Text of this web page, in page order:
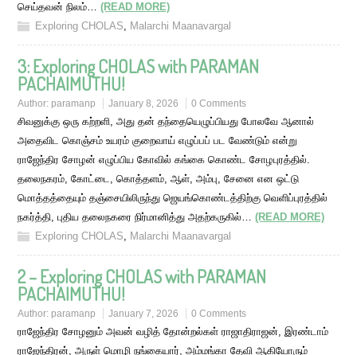
செய்தவன் நிலம்…(READ MORE)
Exploring CHOLAS, Malarchi Maanavargal
3: Exploring CHOLAS with PARAMAN
PACHAIMUTHU!
Author: paramanp January 8, 2026 0 Comments
சிவனுக்கு ஒரு கற்றளி, அது தன் தந்தையெழுப்பியது போலவே ஆனால்
அதைவிட கொஞ்சம் உயரம் குறைவாய் எழுப்பப் பட வேண்டும் என்று
ராஜேந்திர சோழன் எழுப்பிய கோவில் கங்கை கொண்ட சோழபுரத்தில்.
தலைநகரம், கோட்டை, கொத்தளம், ஆள், அம்பு, சேனை என ஒட்டு
மொத்தத்தையும் தஞ்சையிலிருந்து ஜெயங்கொண்டத்திற்கு வெளிப்புரத்தில்
நகர்த்தி, புதிய தலைநகரை நிர்மானித்து அதற்கருகில்…(READ MORE)
Exploring CHOLAS, Malarchi Maanavargal
2 – Exploring CHOLAS with PARAMAN
PACHAIMUTHU!
Author: paramanp January 7, 2026 0 Comments
ராஜேந்திர சோழனும் அவன் வழித் தோன்றல்கள் ராஜாதிராஜன், இரண்டாம்
ராஜேந்திரன், அருள் மொழி நங்கையார், அம்மங்கா தேவி ஆகியோரும்